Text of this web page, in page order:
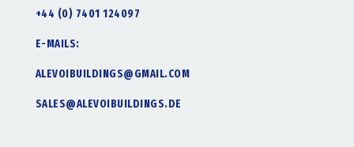
+44 (0) 7401 124097
E-MAILS:
ALEVOIBUILDINGS@GMAIL.COM
SALES@ALEVOIBUILDINGS.DE